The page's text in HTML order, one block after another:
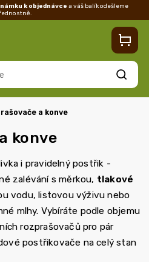
k objednávce a váš balík odešleme
Vrácení/reklamace
Hledat
a konve
konve
i pravidelný postřik -
zalévání s měrkou, tlakové
vodu, listovou výživu nebo
mlhy. Vybíráte podle objemu
rozprašovačů pro pár
postřikovače na celý stan